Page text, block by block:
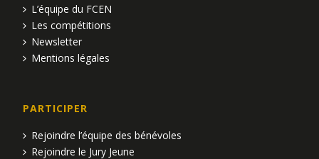
L’équipe du FCEN
Les compétitions
Newsletter
Mentions légales
PARTICIPER
Rejoindre l’équipe des bénévoles
Rejoindre le Jury Jeune